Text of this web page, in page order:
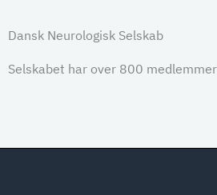
Dansk Neurologisk Selskab
Selskabet har over 800